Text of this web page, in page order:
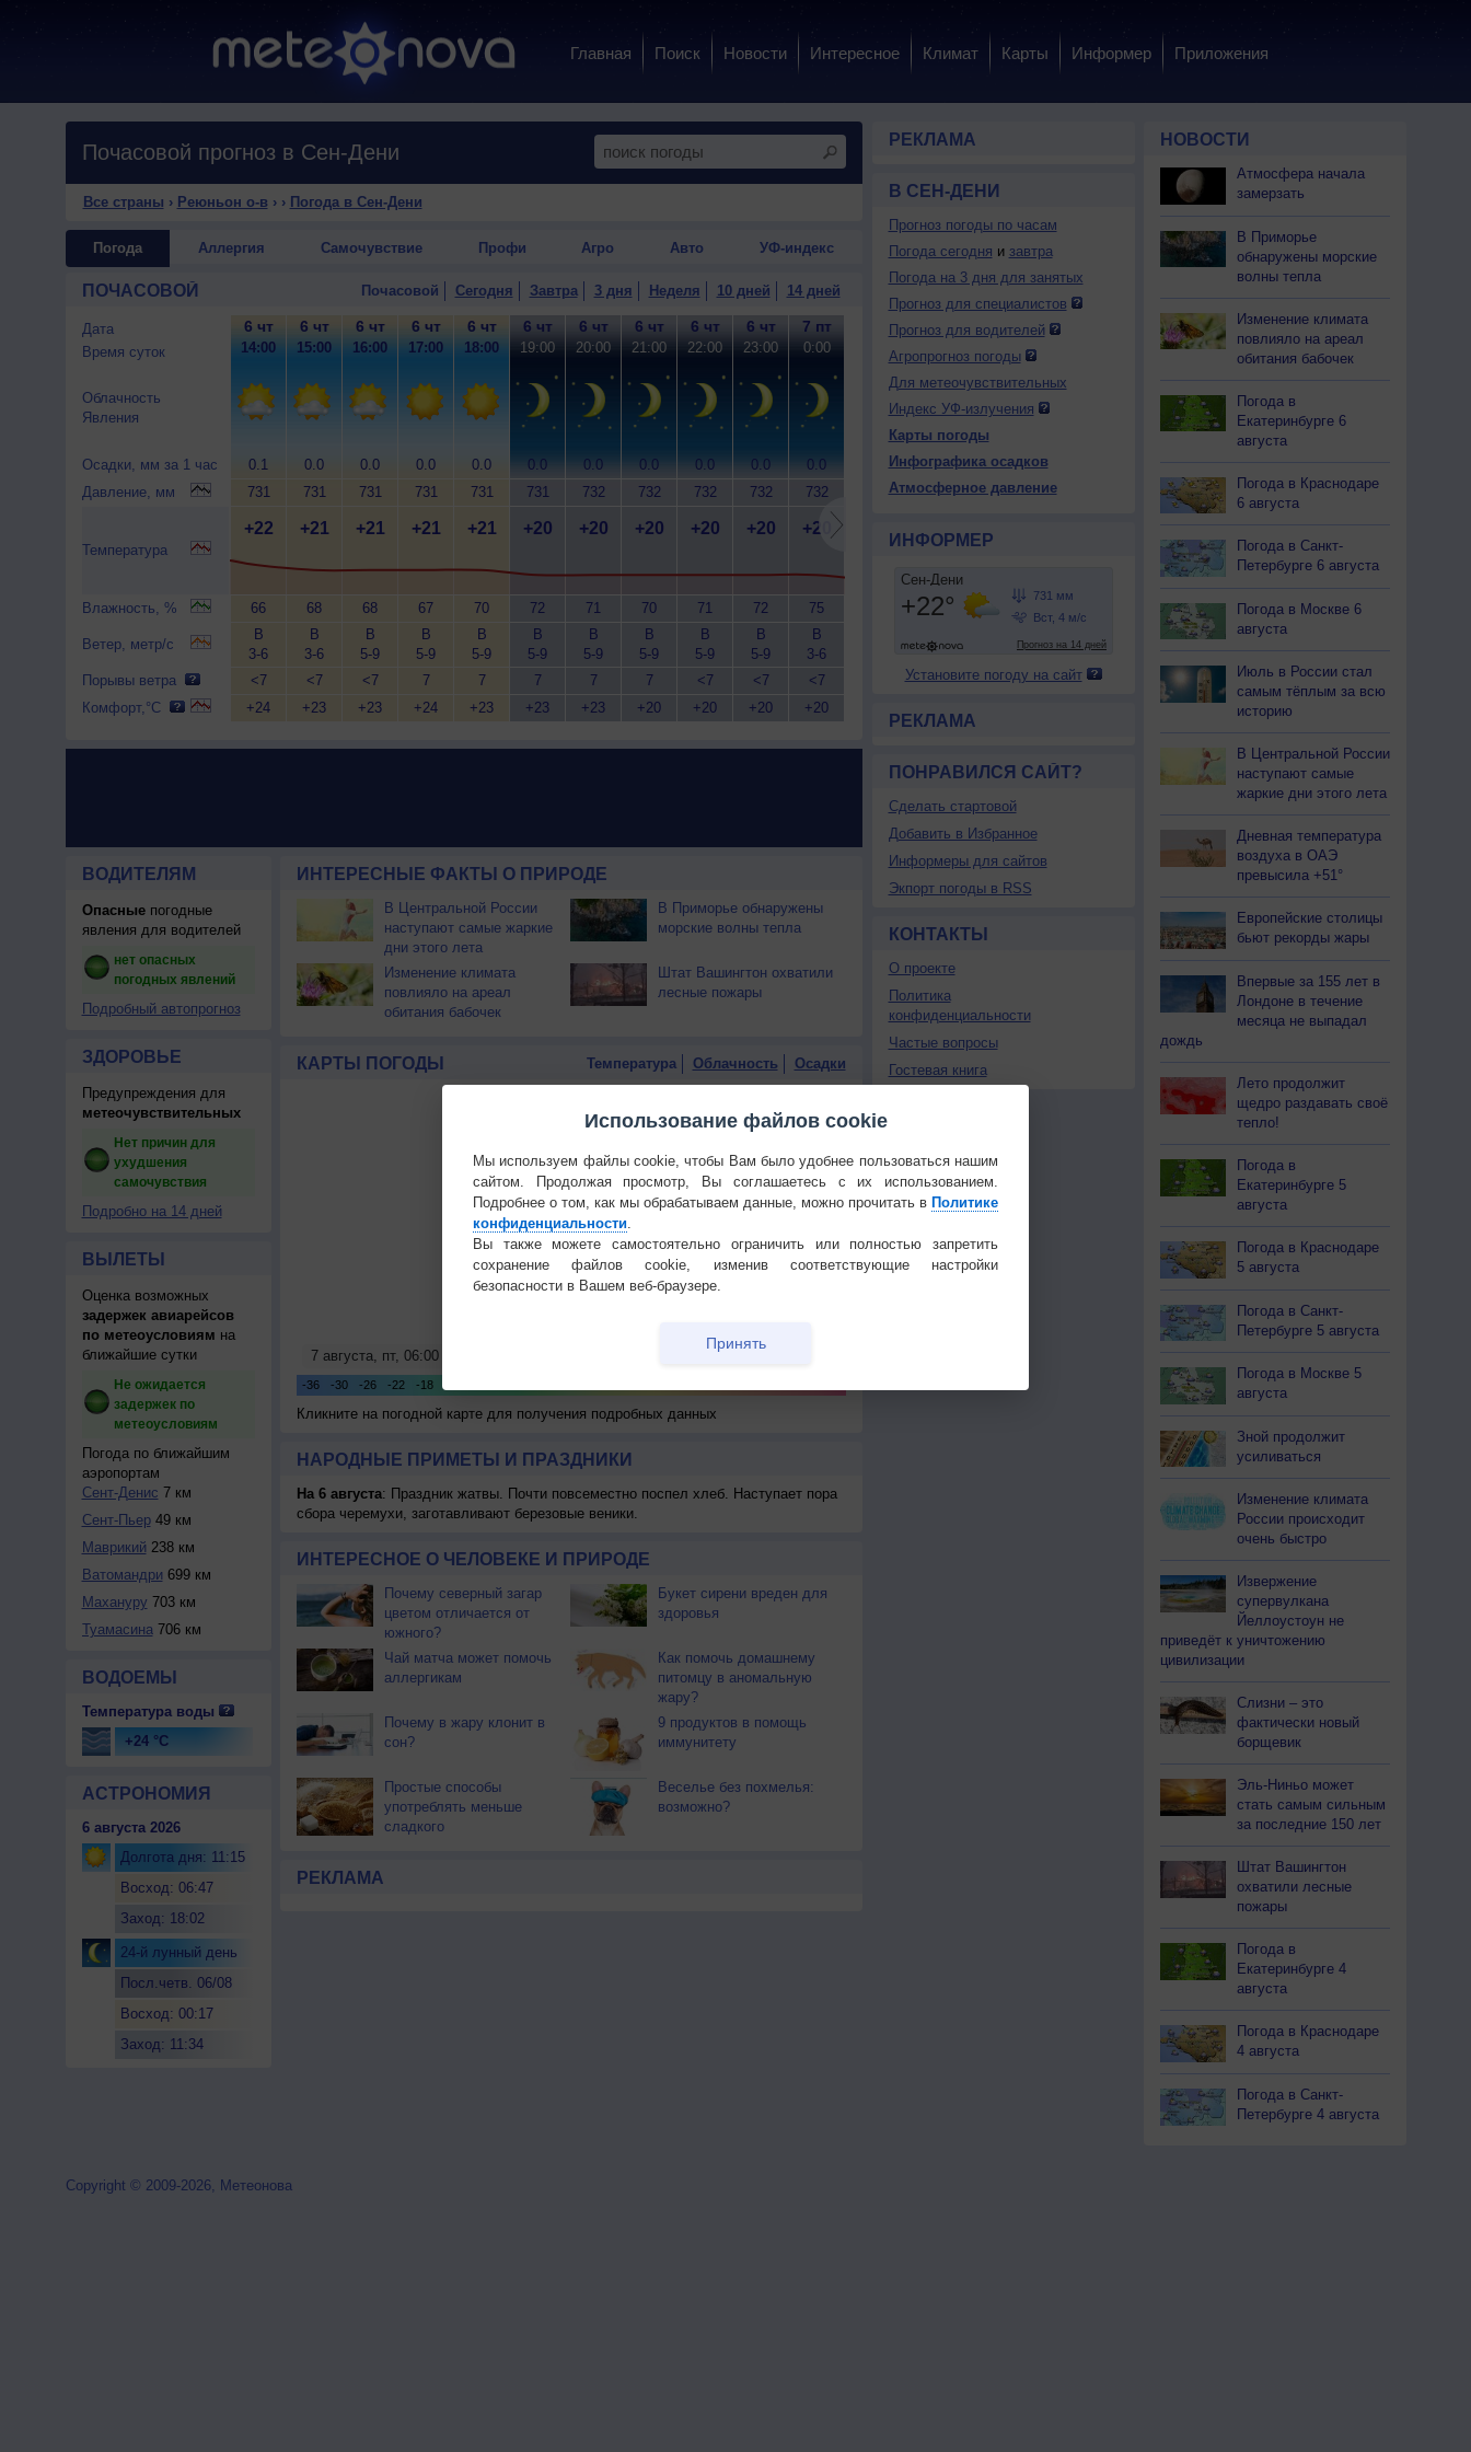
Главная Поиск Новости Интересное Климат Карты Информер Приложения
Почасовой прогноз в Сен-Дени
Все страны › Реюньон о-в › › Погода в Сен-Дени
Погода Аллергия Самочувствие Профи Агро Авто УФ-индекс
ПОЧАСОВОЙ Почасовой Сегодня Завтра 3 дня Неделя 10 дней 14 дней
Дата
Время суток
Облачность
Явления
Осадки, мм за 1 час
Давление, мм
Температура
Влажность, %
Ветер, метр/с
Порывы ветра
Комфорт,°C
6 чт
14:00
0.1
731
+22
66
В
3-6
<7
+24
6 чт
15:00
0.0
731
+21
68
В
3-6
<7
+23
6 чт
16:00
0.0
731
+21
68
В
5-9
<7
+23
6 чт
17:00
0.0
731
+21
67
В
5-9
7
+24
6 чт
18:00
0.0
731
+21
70
В
5-9
7
+23
6 чт
19:00
0.0
731
+20
72
В
5-9
7
+23
6 чт
20:00
0.0
732
+20
71
В
5-9
7
+23
6 чт
21:00
0.0
732
+20
70
В
5-9
7
+20
6 чт
22:00
0.0
732
+20
71
В
5-9
<7
+20
6 чт
23:00
0.0
732
+20
72
В
5-9
<7
+20
7 пт
0:00
0.0
732
+20
75
В
3-6
<7
+20
7 пт
0.1
732
79
3-6
<7
7 пт
0.3
731
80
<7
7 пт
4:00
0.2
731
5-9
<7
5-9
<7
7 пт
6:00
731
+19
7 пт
7:00
732
82
В
7
+19
7 пт
8:00
732
80
В
7
+20
7 пт
9:00
733
77
7
7 пт
10:00
733
7
ВОДИТЕЛЯМ
Опасныепогодные
явления для водителей
нет опасных
погодных явлений
Подробный автопрогноз
ЗДОРОВЬЕ
Предупреждения для
метеочувствительных
Нет причин для
ухудшения
самочувствия
Подробно на 14 дней
ВЫЛЕТЫ
Оценка возможных
задержек авиарейсов
по метеоусловиям на
ближайшие сутки
Не ожидается
задержек по
метеоусловиям
Погода по ближайшим
аэропортам
Сент-Денис 7 км
Сент-Пьер49 км
Маврикий 238 км
Ватомандри 699 км
Махануру 703 км
Туамасина706 км
ВОДОЕМЫ
Температура воды
+24 °C
АСТРОНОМИЯ
6 августа 2026
Долгота дня: 11:15
Восход: 06:47
Заход: 18:02
24-й лунный день
Посл.четв. 06/08
Восход: 00:17
Заход: 11:34
ИНТЕРЕСНЫЕ ФАКТЫ О ПРИРОДЕ
В Центральной России
наступают самые жаркие
дни этого лета
В Приморье обнаружены
морские волны тепла
Изменение климата
повлияло на ареал
обитания бабочек
Штат Вашингтон охватили
лесные пожары
КАРТЫ ПОГОДЫ Температура Облачность Осадки
Кликните на погодной карте для получения подробных данных
НАРОДНЫЕ ПРИМЕТЫ И ПРАЗДНИКИ
На 6 августа: Праздник жатвы. Почти повсеместно поспел хлеб. Наступает пора
сбора черемухи, заготавливают березовые веники.
ИНТЕРЕСНОЕ О ЧЕЛОВЕКЕ И ПРИРОДЕ
Почему северный загар
цветом отличается от
южного?
Букет сирени вреден для
здоровья
Чай матча может помочь
аллергикам
Как помочь домашнему
питомцу в аномальную
жару?
Почему в жару клонит в
сон?
9 продуктов в помощь
иммунитету
Простые способы
употреблять меньше
сладкого
Веселье без похмелья:
возможно?
РЕКЛАМА
РЕКЛАМА
В СЕН-ДЕНИ
Прогноз погоды по часам
Погода сегодня и завтра
Погода на 3 дня для занятых
Прогноз для специалистов
Прогноз для водителей
Агропрогноз погоды
Для метеочувствительных
Индекс УФ-излучения
Карты погоды
Инфографика осадков
Атмосферное давление
ИНФОРМЕР
Установите погоду на сайт
РЕКЛАМА
ПОНРАВИЛСЯ САЙТ?
Сделать стартовой
Добавить в Избранное
Информеры для сайтов
Экпорт погоды в RSS
КОНТАКТЫ
О проекте
Политика
конфиденциальности
Частые вопросы
Гостевая книга
НОВОСТИ
Атмосфера начала
замерзать
В Приморье
обнаружены морские
волны тепла
Изменение климата
повлияло на ареал
обитания бабочек
Погода в
Екатеринбурге 6
августа
Погода в Краснодаре
6 августа
Погода в Санкт-
Петербурге 6 августа
Погода в Москве 6
августа
Июль в России стал
самым тёплым за всю
историю
В Центральной России
наступают самые
жаркие дни этого лета
Дневная температура
воздуха в ОАЭ
превысила +51°
Европейские столицы
бьют рекорды жары
Впервые за 155 лет в
Лондоне в течение
месяца не выпадал
дождь
Лето продолжит
щедро раздавать своё
тепло!
Погода в
Екатеринбурге 5
августа
Погода в Краснодаре
5 августа
Погода в Санкт-
Петербурге 5 августа
Погода в Москве 5
августа
Зной продолжит
усиливаться
Изменение климата
России происходит
очень быстро
Извержение
супервулкана
Йеллоустоун не
приведёт к уничтожению
цивилизации
Слизни – это
фактически новый
борщевик
Эль-Ниньо может
стать самым сильным
за последние 150 лет
Штат Вашингтон
охватили лесные
пожары
Погода в
Екатеринбурге 4
августа
Погода в Краснодаре
4 августа
Погода в Санкт-
Петербурге 4 августа
Copyright © 2009-2026, Метеонова
Использование файлов cookie
Мы используем файлы cookie, чтобы Вам было удобнее пользоваться нашим
сайтом. Продолжая просмотр, Вы соглашаетесь с их использованием.
Подробнее о том, как мы обрабатываем данные, можно прочитать в Политике
конфиденциальности
Вы также можете самостоятельно ограничить или полностью запретить
сохранение файлов cookie, изменив соответствующие настройки
безопасности в Вашем веб-браузере.
Принять